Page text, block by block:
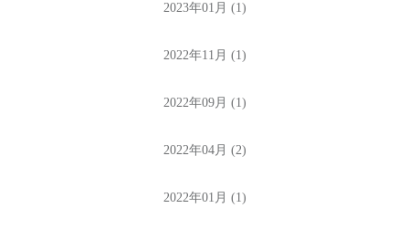
2023年01月 (1)
2022年11月 (1)
2022年09月 (1)
2022年04月 (2)
2022年01月 (1)